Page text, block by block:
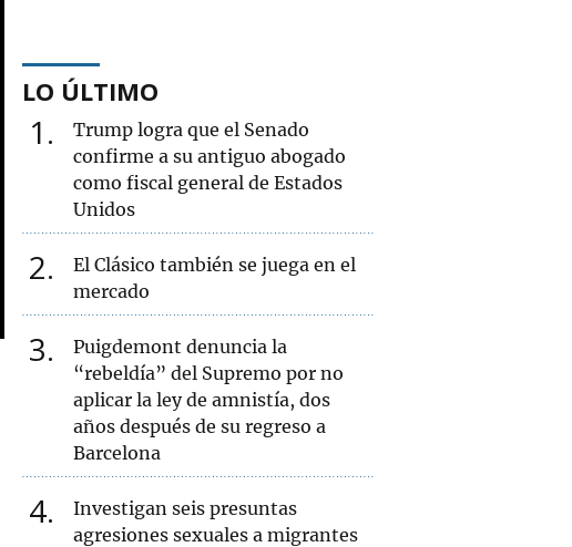
LO ÚLTIMO
1
Trump logra que el Senado
confirme a su antiguo abogado
como fiscal general de Estados
Unidos
2
El Clásico también se juega en el
mercado
3
Puigdemont denuncia la
“rebeldía” del Supremo por no
aplicar la ley de amnistía, dos
años después de su regreso a
Barcelona
4
Investigan seis presuntas
agresiones sexuales a migrantes